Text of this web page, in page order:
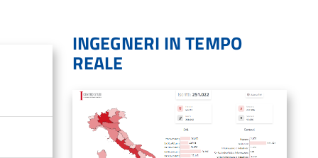
INGEGNERI IN TEMPO
REALE